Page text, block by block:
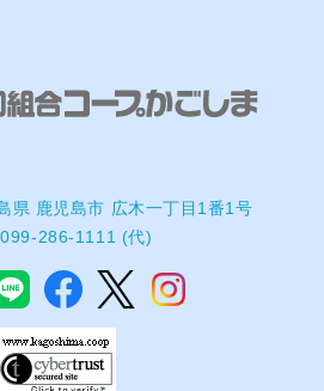
県 鹿児島市 広木一丁目1番1号
286-1111 (代)